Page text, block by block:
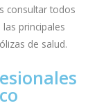
consultar todos
principales
de salud.